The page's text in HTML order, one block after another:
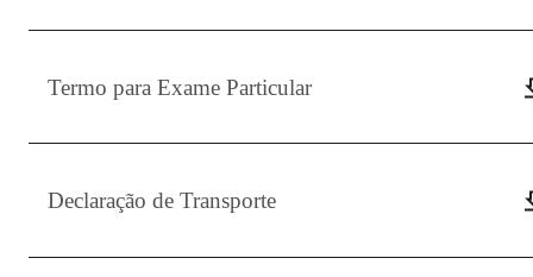
Termo para Exame Particular
Declaração de Transporte